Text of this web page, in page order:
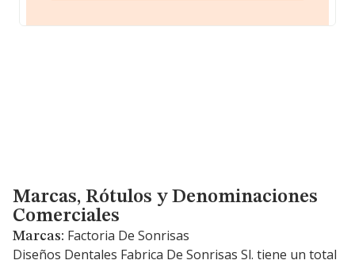
Marcas, Rótulos y Denominaciones Comerciales
Marcas, Rótulos y Denominaciones
Comerciales
Marcas: Factoria De Sonrisas
Diseños Dentales Fabrica De Sonrisas Sl. tiene un total